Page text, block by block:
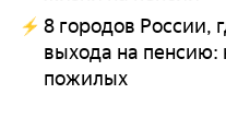
8 городов России,
выхода на пенсию:
пожилых